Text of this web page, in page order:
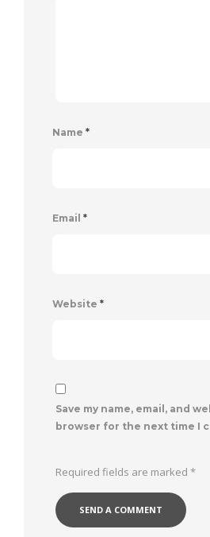
Name *
Email *
Website *
Save my name, email, and
browser for the next time I
Required fields are marked *